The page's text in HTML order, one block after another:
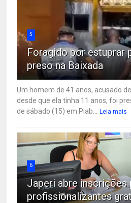
5
Foragido por estuprar
preso na Baixada
Um homem de 41 anos, acusado
desde que ela tinha 11 anos, foi
de sábado (15) em Piab...
Leia mais
6
Japeri abre inscrições
profissionalizantes